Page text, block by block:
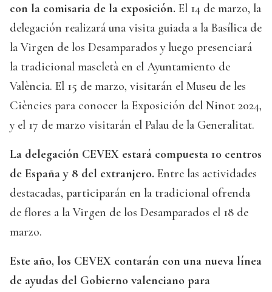
con la comisaria de la exposición. El 14 de marzo, la
delegación realizará una visita guiada a la Basílica de
la Virgen de los Desamparados y luego presenciará
la tradicional mascletà en el Ayuntamiento de
València. El 15 de marzo, visitarán el Museu de les
Ciències para conocer la Exposición del Ninot 2024,
y el 17 de marzo visitarán el Palau de la Generalitat.
La delegación CEVEX estará compuesta 10 centros
de España y 8 del extranjero. Entre las actividades
destacadas, participarán en la tradicional ofrenda
de flores a la Virgen de los Desamparados el 18 de
marzo.
Este año, los CEVEX contarán con una nueva línea
de ayudas del Gobierno valenciano para